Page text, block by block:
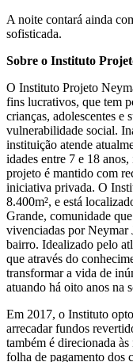
A noite contará ainda
sofisticada.
Sobre o Instituto
O Instituto Projeto
fins lucrativos, que tem
crianças, adolescentes e
vulnerabilidade social.
instituição atende
idades entre 7 e 18
projeto é mantido com
iniciativa privada. O
8.400m², e está
Grande, comunidade
vivenciadas por Neymar
bairro. Idealizado pelo
que através do
transformar a vida de
atuando há oito anos na
Em 2017, o Instituto
arrecadar fundos
também é direcionada
folha de pagamento dos